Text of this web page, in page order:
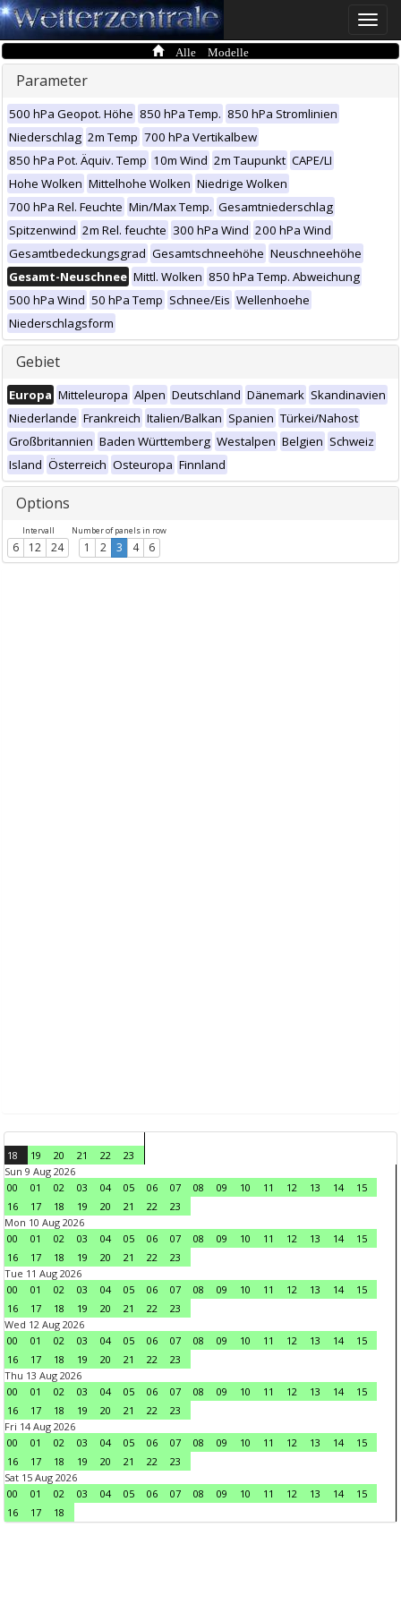
Toggle
Alle Modelle
Parameter
500 hPa Geopot. Höhe 850 hPa Temp. 850 hPa Stromlinien
Niederschlag 2m Temp 700 hPa Vertikalbew
850 hPa Pot. Äquiv. Temp 10m Wind 2m Taupunkt CAPE/LI
Hohe Wolken Mittelhohe Wolken Niedrige Wolken
700 hPa Rel. Feuchte Min/Max Temp. Gesamtniederschlag
Spitzenwind 2m Rel. feuchte 300 hPa Wind 200 hPa Wind
Gesamtbedeckungsgrad Gesamtschneehöhe Neuschneehöhe
Gesamt-Neuschnee Mittl. Wolken 850 hPa Temp. Abweichung
500 hPa Wind 50 hPa Temp Schnee/Eis Wellenhoehe
Niederschlagsform
Gebiet
Europa Mitteleuropa Alpen Deutschland Dänemark Skandinavien
Niederlande Frankreich Italien/Balkan Spanien Türkei/Nahost
Großbritannien Baden Württemberg Westalpen Belgien Schweiz
Island Österreich Osteuropa Finnland
Options
Intervall
6 12 24
Number of panels in row
1 2 3 4 6
18 19 20 21 22
23
Sun 9 Aug 2026
00
01 02 03 04 05 06 07 08 09 10 11 12 13 14
15
16
17 18 19 20 21 22
23
Mon 10 Aug 2026
00
01 02 03 04 05 06 07 08 09 10 11 12 13 14
15
16
17 18 19 20 21 22
23
Tue 11 Aug 2026
00
01 02 03 04 05 06 07 08 09 10 11 12 13 14
15
16
17 18 19 20 21 22
23
Wed 12 Aug 2026
00
01 02 03 04 05 06 07 08 09 10 11 12 13 14
15
16
17 18 19 20 21 22
23
Thu 13 Aug 2026
00
01 02 03 04 05 06 07 08 09 10 11 12 13 14
15
16
17 18 19 20 21 22
23
Fri 14 Aug 2026
00
01 02 03 04 05 06 07 08 09 10 11 12 13 14
15
16
17 18 19 20 21 22
23
Sat 15 Aug 2026
00
01 02 03 04 05 06 07 08 09 10 11 12 13 14
15
16
17 18